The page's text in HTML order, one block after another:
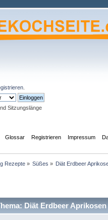
.
Sitzungslänge
Glossar Registrieren Impressum
Rezepte» Süßes » Diät Erdbeer
Diät Erdbeer